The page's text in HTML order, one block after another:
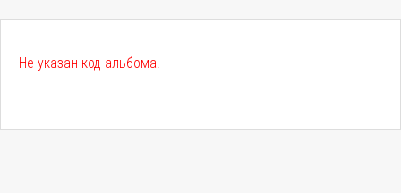
Не указан код альбома.